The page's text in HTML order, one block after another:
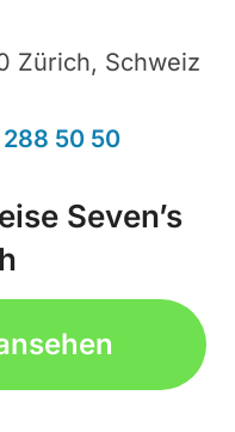
Zürich, Schweiz
288 50 50
Seven’s